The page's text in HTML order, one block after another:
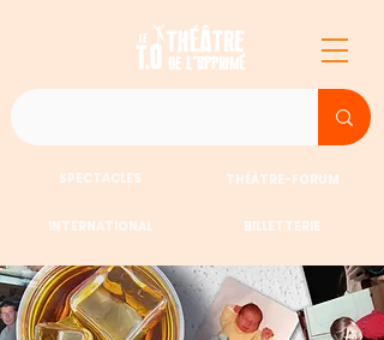
SPECTACLES THÉÂTRE-FORUM
INTERNATIONAL BILLETTERIE